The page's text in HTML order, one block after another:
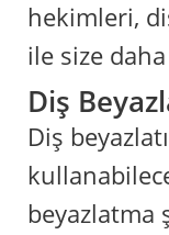
hekimleri,
ile size
Diş
Diş
beyazlatma